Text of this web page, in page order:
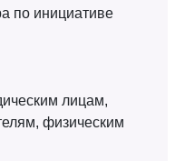
по инициативе
лицам,
физическим